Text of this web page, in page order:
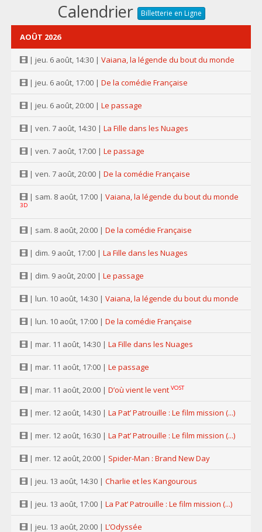
Calendrier Billetterie en Ligne
AOÛT 2026
| jeu. 6 août, 14:30 | Vaiana, la légende du bout du monde
| jeu. 6 août, 17:00 | De la comédie Française
| jeu. 6 août, 20:00 | Le passage
| ven. 7 août, 14:30 | La Fille dans les Nuages
| ven. 7 août, 17:00 | Le passage
| ven. 7 août, 20:00 | De la comédie Française
| sam. 8 août, 17:00 | Vaiana, la légende du bout du monde
3D
| sam. 8 août, 20:00 | De la comédie Française
| dim. 9 août, 17:00 | La Fille dans les Nuages
| dim. 9 août, 20:00 | Le passage
| lun. 10 août, 14:30 | Vaiana, la légende du bout du monde
| lun. 10 août, 17:00 | De la comédie Française
| mar. 11 août, 14:30 | La Fille dans les Nuages
| mar. 11 août, 17:00 | Le passage
| mar. 11 août, 20:00 | D’où vient le vent VOST
| mer. 12 août, 14:30 | La Pat’ Patrouille : Le film mission (...)
| mer. 12 août, 16:30 | La Pat’ Patrouille : Le film mission (...)
| mer. 12 août, 20:00 | Spider-Man : Brand New Day
| jeu. 13 août, 14:30 | Charlie et les Kangourous
| jeu. 13 août, 17:00 | La Pat’ Patrouille : Le film mission (...)
| jeu. 13 août, 20:00 | L’Odyssée